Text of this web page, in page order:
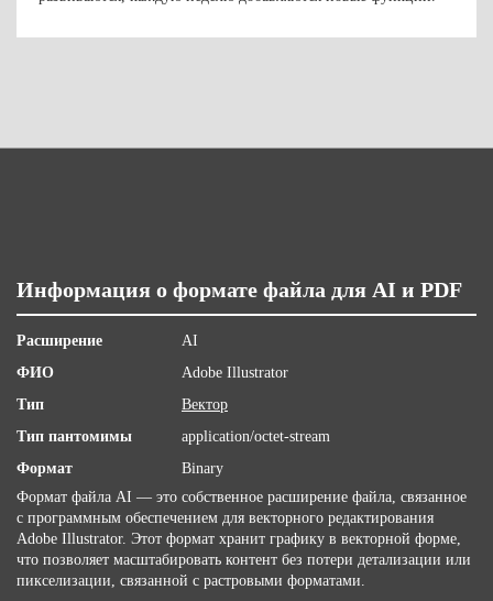
Информация о формате файла для AI и PDF
Расширение
AI
ФИО
Adobe Illustrator
Тип
Вектор
Тип пантомимы
application/octet-stream
Формат
Binary
Формат файла AI — это собственное расширение файла, связанное
с программным обеспечением для векторного редактирования
Adobe Illustrator. Этот формат хранит графику в векторной форме,
что позволяет масштабировать контент без потери детализации или
пикселизации, связанной с растровыми форматами.